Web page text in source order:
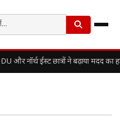
और नॉर्थ ईस्ट छात्रों ने बढ़ाया मदद का